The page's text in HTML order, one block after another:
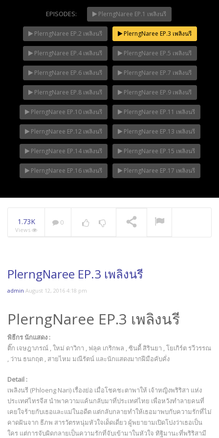
NOW PLAYING Mani Nakha Ep.14
EPISODES: PlerngNaree EP.1 เพลิงนรี
PlerngNaree EP.2 เพลิงนรี PlerngNaree EP.3 เพลิงนรี
PlerngNaree EP.4 เพลิงนรี PlerngNaree EP.5 เพลิงนรี
PlerngNaree EP.6 เพลิงนรี PlerngNaree EP.7 เพลิงนรี
PlerngNaree EP.8 เพลิงนรี PlerngNaree EP.9 เพลิงนรี
PlerngNaree EP.10 เพลิงนรี PlerngNaree EP.11 เพลิงนรี
PlerngNaree EP.12 เพลิงนรี PlerngNaree EP.13 เพลิงนรี
PlerngNaree EP.14 เพลิงนรี PlerngNaree EP.15 เพลิงนรี
PlerngNaree EP.16 เพลิงนรี PlerngNaree EP.17 เพลิงนรี
1.73K
Views
0
PlerngNaree EP.3 เพลิงนรี
admin August 12, 2016 4:18 pm
PlerngNaree EP.3 เพลิงนรี
พิธีกร นักแสดง :
ติ๊ก เจษฎาภรณ์ , ใหม่ ดาวิกา , ฟลุค เกริกพล , ซินดี้ สิรินยา , โยเกิร์ต รวีวรรณ
, ว่าน ธนกฤต , สายไหม มณีรัตน์ และนักแสดงมากฝีมือคับคั่ง
Detail :
เพลิงนรี (Phloeng Nari) เรื่องย่อ เมื่อโชคชะตาพาให้ เจ้าหญิงพริริสา แห่ง
ประเทศไทรจีส นำพาความแค้นกลับมาที่ประเทศไทย เพื่อหวังทำลายคนที่
เคยใจร้ายกับเธอและแม่ในอดีต แต่กลับกลายทำให้เธอมาพบกับความรักที่ไม่
คาดฝันจาก ธีภพ สารวัตรหนุ่มหัวใจเด็ดเดี่ยว ผู้พยายามเปิดโปงว่าเธอเป็น
ใคร แต่การจับผิดกลายเป็นความรักที่จับเข้ามาในหัวใจ ทิฐิมานะที่พริริสามี